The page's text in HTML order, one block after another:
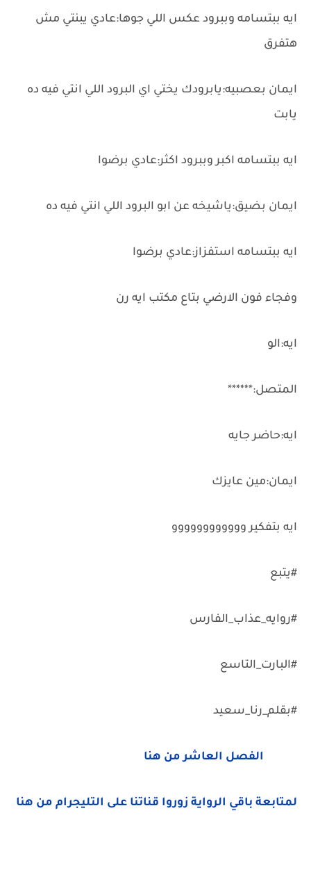
ايه ببتسامه وببرود عكس اللي جوها:عادي يبنتي مش
هتفرق
ايمان بعصبيه:يابرودك يختي اي البرود اللي انتي فيه ده
يابت
ايه ببتسامه اكبر وببرود اكثر:عادي برضوا
ايمان بضيق:ياشيخه عن ابو البرود اللي انتي فيه ده
ايه ببتسامه استفزاز:عادي برضوا
وفجاء فون الارضي بتاع مكتب ايه رن
ايه:الو
المتصل:******
ايه:حاضر جايه
ايمان:مين عايزك
ايه بتفكير وووووووووووو
#يتبع
#روايه_عذاب_الفارس
#البارت_التاسع
#بقلم_رنا_سعيد
الفصل العاشر من هنا
لمتابعة باقي الرواية زوروا قناتنا على التليجرام من هنا